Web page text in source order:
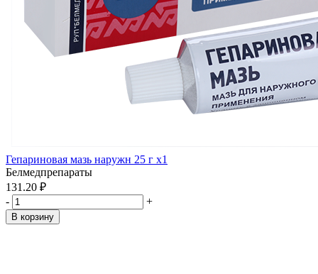
Гепариновая мазь наружн 25 г x1
Белмедпрепараты
131.20 ₽
-
+
В корзину